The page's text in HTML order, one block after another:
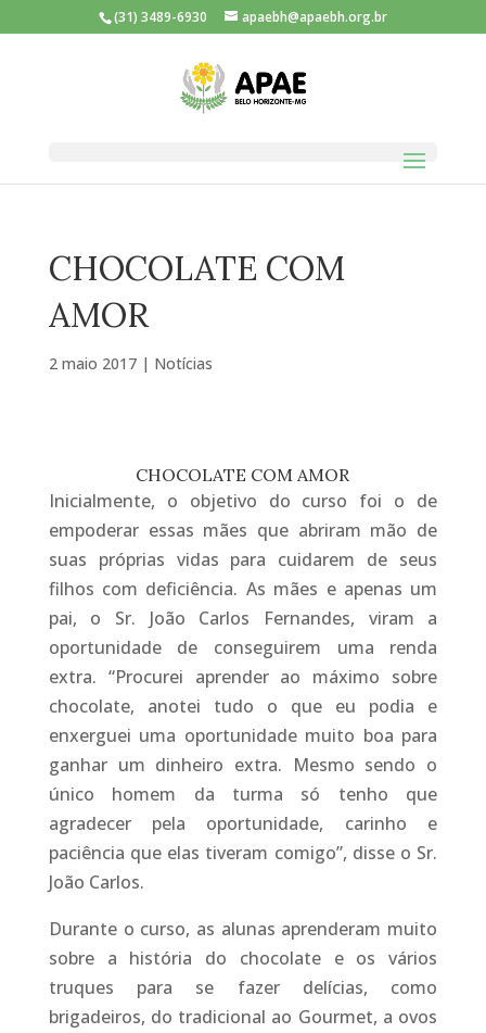
(31) 3489-6930 apaebh@apaebh.org.br
CHOCOLATE COM
AMOR
2 maio 2017| Notícias
CHOCOLATE COM AMOR
Inicialmente, o objetivo do curso foi o de
empoderar essas mães que abriram mão de
suas próprias vidas para cuidarem de seus
filhos com deficiência. As mães e apenas um
pai, o Sr. João Carlos Fernandes, viram a
oportunidade de conseguirem uma renda
extra. “Procurei aprender ao máximo sobre
chocolate, anotei tudo o que eu podia e
enxerguei uma oportunidade muito boa para
ganhar um dinheiro extra. Mesmo sendo o
único homem da turma só tenho que
agradecer pela oportunidade, carinho e
paciência que elas tiveram comigo”, disse o Sr.
João Carlos.
Durante o curso, as alunas aprenderam muito
sobre a história do chocolate e os vários
truques para se fazer delícias, como
brigadeiros, do tradicional ao Gourmet, a ovos